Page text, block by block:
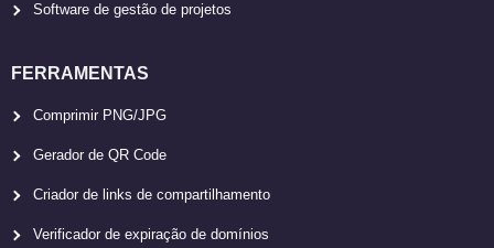
Software de gestão de projetos
FERRAMENTAS
Comprimir PNG/JPG
Gerador de QR Code
Criador de links de compartilhamento
Verificador de expiração de domínios